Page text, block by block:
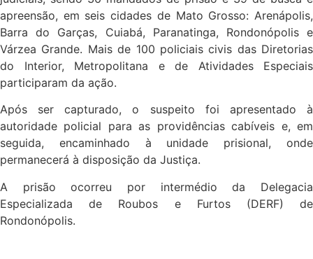
apreensão, em seis cidades de Mato Grosso: Arenápolis,
Barra do Garças, Cuiabá, Paranatinga, Rondonópolis e
Várzea Grande. Mais de 100 policiais civis das Diretorias
do Interior, Metropolitana e de Atividades Especiais
participaram da ação.
Após ser capturado, o suspeito foi apresentado à
autoridade policial para as providências cabíveis e, em
seguida, encaminhado à unidade prisional, onde
permanecerá à disposição da Justiça.
A prisão ocorreu por intermédio da Delegacia
Especializada de Roubos e Furtos (DERF) de
Rondonópolis.